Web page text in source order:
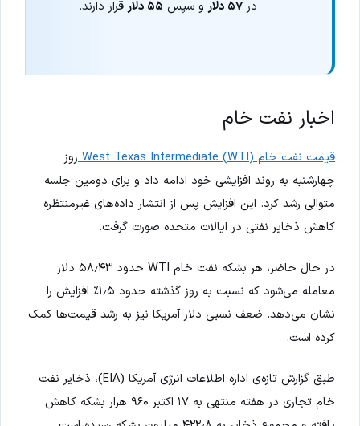
در۵۷ دلار و سپس ۵۵ دلار قرار دارند.
اخبار نفت خام
قیمت نفت خام West Texas Intermediate (WTI)
روز
چهارشنبه به روند افزایشی خود ادامه داد و برای دومین جلسه
متوالی رشد کرد. این افزایش پس از انتشار داده‌های غیرمنتظره
کاهش ذخایر نفتی در ایالات متحده صورت گرفت.
در حال حاضر، هر بشکه نفت خام WTI حدود ۵۸٫۴۳ دلار
معامله می‌شود که نسبت به روز گذشته حدود ۱٫۵٪ افزایش را
نشان می‌دهد. ضعف نسبی دلار آمریکا نیز به رشد قیمت‌ها کمک
کرده است.
طبق گزارش تازه‌ی اداره اطلاعات انرژی آمریکا (EIA)، ذخایر نفت
خام تجاری در هفته منتهی به ۱۷ اکتبر ۹۶۰ هزار بشکه کاهش